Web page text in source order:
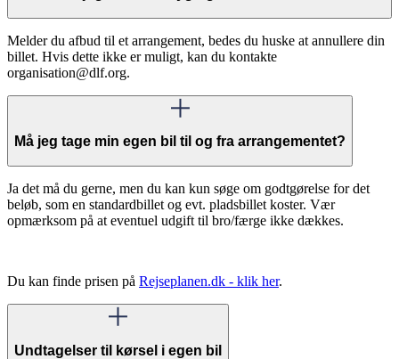
Melder du afbud til et arrangement, bedes du huske at annullere din
billet. Hvis dette ikke er muligt, kan du kontakte
organisation@dlf.org.
Må jeg tage min egen bil til og fra arrangementet?
Ja det må du gerne, men du kan kun søge om godtgørelse for det
beløb, som en standardbillet og evt. pladsbillet koster. Vær
opmærksom på at eventuel udgift til bro/færge ikke dækkes.
Du kan finde prisen på Rejseplanen.dk - klik her.
Undtagelser til kørsel i egen bil